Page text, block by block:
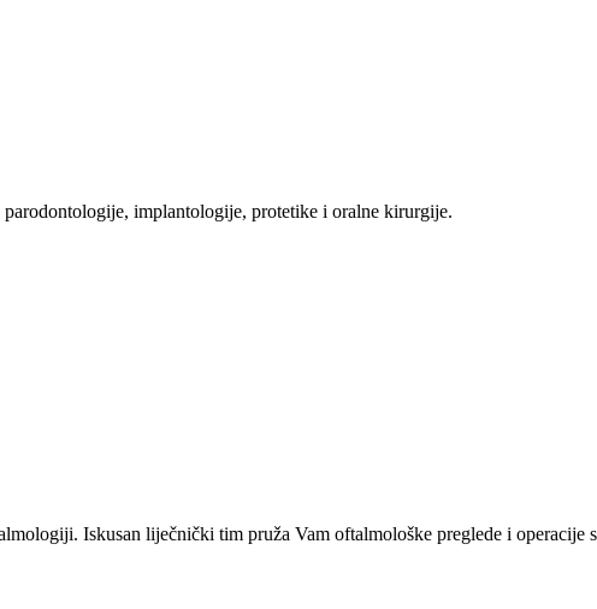
implantologije, protetike i oralne kirurgije.
Iskusan liječnički tim pruža Vam oftalmološke preglede i operacije